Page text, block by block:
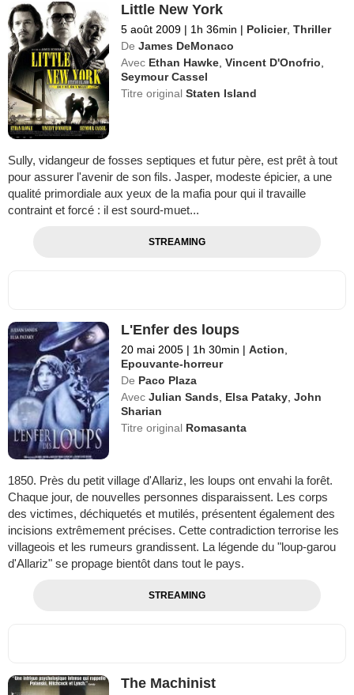
Little New York
5 août 2009 | 1h 36min | Policier,Thriller
De James DeMonaco
Avec Ethan Hawke ,Vincent D'Onofrio
Seymour Cassel
Titre originalStaten Island
Sully, vidangeur de fosses septiques et futur père, est prêt à tout
pour assurer l'avenir de son fils. Jasper, modeste épicier, a une
qualité primordiale aux yeux de la mafia pour qui il travaille
contraint et forcé : il est sourd-muet...
STREAMING
L'Enfer des loups
20 mai 2005 | 1h 30min | Action
Epouvante-horreur
De Paco Plaza
Avec Julian Sands Elsa Pataky ,John
Sharian
Titre original Romasanta
1850. Près du petit village d'Allariz, les loups ont envahi la forêt.
Chaque jour, de nouvelles personnes disparaissent. Les corps
des victimes, déchiquetés et mutilés, présentent également des
incisions extrêmement précises. Cette contradiction terrorise les
villageois et les rumeurs grandissent. La légende du "loup-garou
d'Allariz" se propage bientôt dans tout le pays.
STREAMING
The Machinist